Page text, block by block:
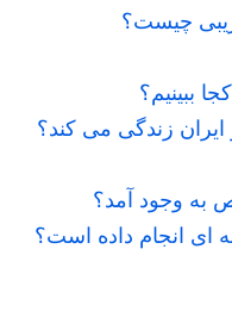
چیست؟
ببینیم؟
ایران زندگی می کند؟
به وجود آمد؟
ای انجام داده است؟